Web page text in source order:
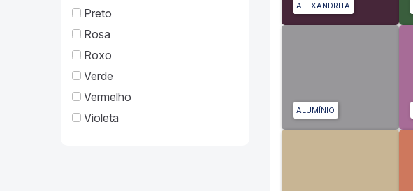
Preto
Rosa
Roxo
Verde
Vermelho
Violeta
ALEXANDRITA
ALUMÍNIO